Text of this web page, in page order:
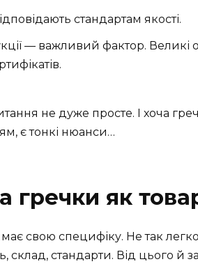
стандартам якості.
— важливий фактор. Великі
не дуже просте. І хоча
є тонкі нюанси…
гречки як
свою специфіку. Не так
склад, стандарти. Від цього